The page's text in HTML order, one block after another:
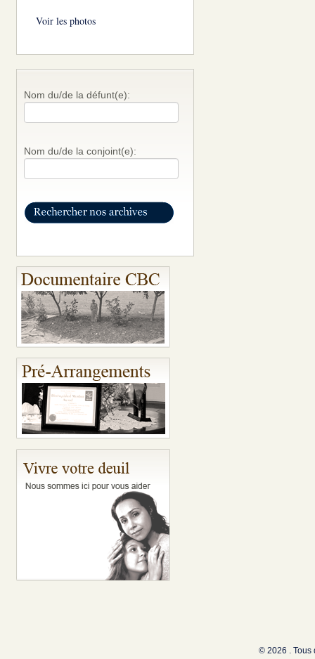
Voir les photos
Nom du/de la défunt(e):
Nom du/de la conjoint(e):
© 2026 . Tous